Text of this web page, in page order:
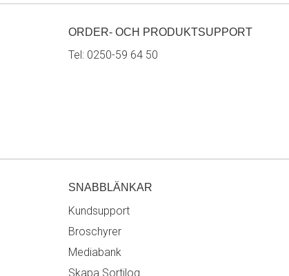
ORDER- OCH PRODUKTSUPPORT
Tel: 0250-59 64 50
SNABBLÄNKAR
Kundsupport
Broschyrer
Mediabank
Skapa Sortilog